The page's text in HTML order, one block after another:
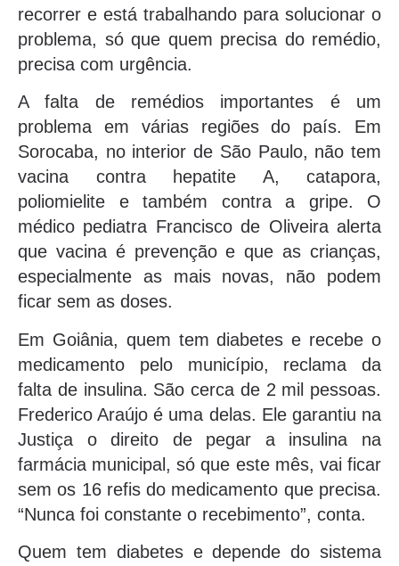
recorrer e está trabalhando para solucionar o
problema, só que quem precisa do remédio,
precisa com urgência.
A falta de remédios importantes é um
problema em várias regiões do país. Em
Sorocaba, no interior de São Paulo, não tem
vacina contra hepatite A, catapora,
poliomielite e também contra a gripe. O
médico pediatra Francisco de Oliveira alerta
que vacina é prevenção e que as crianças,
especialmente as mais novas, não podem
ficar sem as doses.
Em Goiânia, quem tem diabetes e recebe o
medicamento pelo município, reclama da
falta de insulina. São cerca de 2 mil pessoas.
Frederico Araújo é uma delas. Ele garantiu na
Justiça o direito de pegar a insulina na
farmácia municipal, só que este mês, vai ficar
sem os 16 refis do medicamento que precisa.
“Nunca foi constante o recebimento”, conta.
Quem tem diabetes e depende do sistema